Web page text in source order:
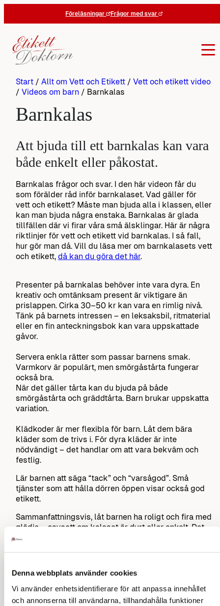
Denna webbplats använder cookies
Vi använder enhetsidentifierare för att anpassa innehållet
och annonserna till användarna, tillhandahålla funktioner
Föreläsningar Frågor med svar
Sök på vett och etikett
Start / Allt om Vett och Etikett / Vett och etikett video
/ Videos om barn / Barnkalas
Barnkalas
Att bjuda till ett barnkalas kan vara
både enkelt eller påkostat.
Barnkalas frågor och svar. I den här videon får du
som förälder råd inför barnkalaset. Vad gäller för
vett och etikett? Måste man bjuda alla i klassen, eller
kan man bjuda några enstaka. Barnkalas är glada
tillfällen där vi firar våra små älsklingar. Här är några
riktlinjer för vett och etikett vid barnkalas. I så fall,
hur gör man då. Vill du läsa mer om barnkalasets vett
och etikett, då kan du göra det här.
Presenter på barnkalas behöver inte vara dyra. En
kreativ och omtänksam present är viktigare än
prislappen. Cirka 30–50 kr kan vara en rimlig nivå.
Tänk på barnets intressen – en leksaksbil, ritmaterial
eller en fin anteckningsbok kan vara uppskattade
gåvor.
Servera enkla rätter som passar barnens smak.
Varmkorv är populärt, men smörgåstårta fungerar
också bra.
När det gäller tårta kan du bjuda på både
smörgåstårta och gräddtårta. Barn brukar uppskatta
variation.
Klädkoder är mer flexibla för barn. Låt dem bära
kläder som de trivs i. För dyra kläder är inte
nödvändigt – det handlar om att vara bekväm och
festlig.
Lär barnen att säga “tack” och “varsågod”. Små
tjänster som att hålla dörren öppen visar också god
etikett.
Sammanfattningsvis, låt barnen ha roligt och fira med
glädje – oavsett om kalaset är dyrt eller enkelt. Det
viktigaste är gemenskapen och omtanken!